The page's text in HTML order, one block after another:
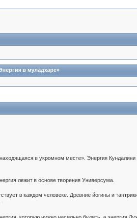
в муладхаре»
в укромном месте». Энергия
лежит в основе творения Универсума.
в каждом человеке. Древние йогины и